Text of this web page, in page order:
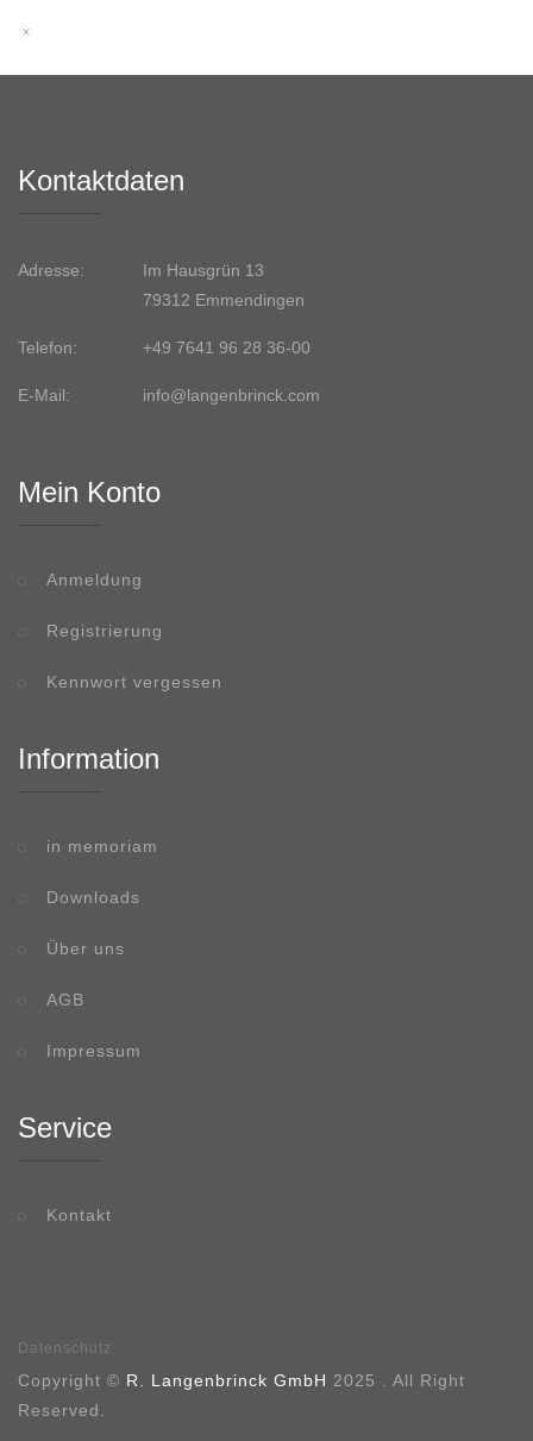
Kontaktdaten
Adresse:
Im Hausgrün 13
79312 Emmendingen
Telefon: +49 7641 96 28 36-00
E-Mail: info@langenbrinck.com
Mein Konto
Anmeldung
Registrierung
Kennwort vergessen
Information
in memoriam
Downloads
Über uns
AGB
Impressum
Service
Kontakt
Datenschutz
Copyright © R. Langenbrinck GmbH 2025 . All Right
Reserved.